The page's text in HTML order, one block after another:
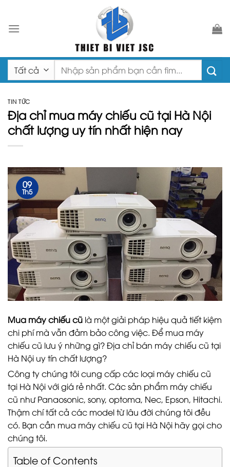
nội
Tìm
kiếm:
TIN TỨC
Địa chỉ mua máy chiếu cũ tại Hà Nội
chất lượng uy tín nhất hiện nay
09
Th5
Mua máy chiếu cũ là một giải pháp hiệu quả tiết kiệm
chi phí mà vẫn đảm bảo công việc. Để mua máy
chiếu cũ lưu ý những gì? Địa chỉ bán máy chiếu cũ tại
Hà Nội uy tín chất lượng?
Công ty chúng tôi cung cấp các loại máy chiếu cũ
tại Hà Nội với giá rẻ nhất. Các sản phẩm máy chiếu
cũ như Panaosonic, sony, optoma, Nec, Epson, Hitachi.
Thậm chí tất cả các model từ lâu đời chúng tôi đều
có. Bạn cần mua máy chiếu cũ tại Hà Nội hãy gọi cho
chúng tôi.
Table of Contents